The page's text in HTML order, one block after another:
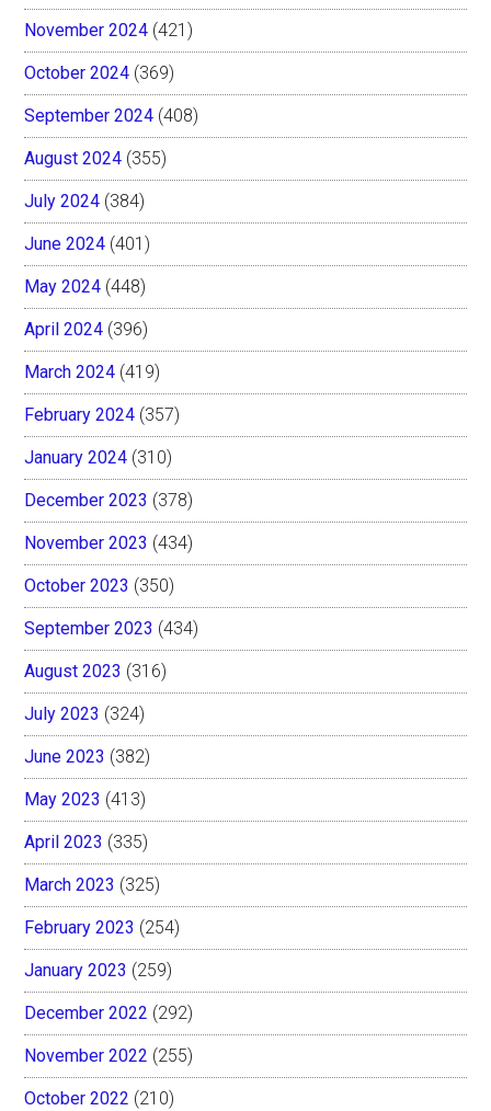
November 2024 (421)
October 2024 (369)
September 2024 (408)
August 2024 (355)
July 2024 (384)
June 2024 (401)
May 2024 (448)
April 2024 (396)
March 2024 (419)
February 2024 (357)
January 2024 (310)
December 2023 (378)
November 2023 (434)
October 2023 (350)
September 2023 (434)
August 2023 (316)
July 2023 (324)
June 2023 (382)
May 2023 (413)
April 2023 (335)
March 2023 (325)
February 2023 (254)
January 2023 (259)
December 2022 (292)
November 2022 (255)
October 2022 (210)